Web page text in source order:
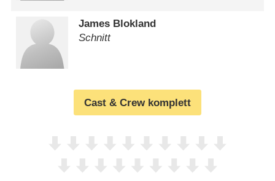
James Blokland
Schnitt
Cast & Crew komplett